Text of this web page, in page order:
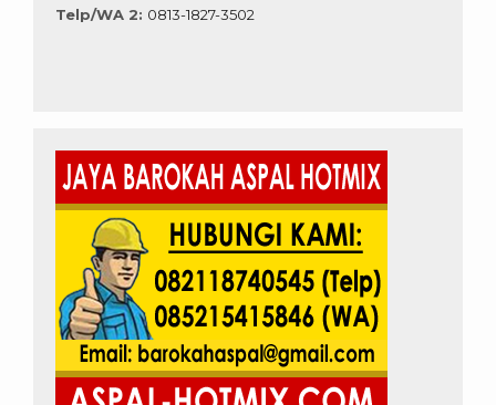
Telp/WA 2: 0813-1827-3502